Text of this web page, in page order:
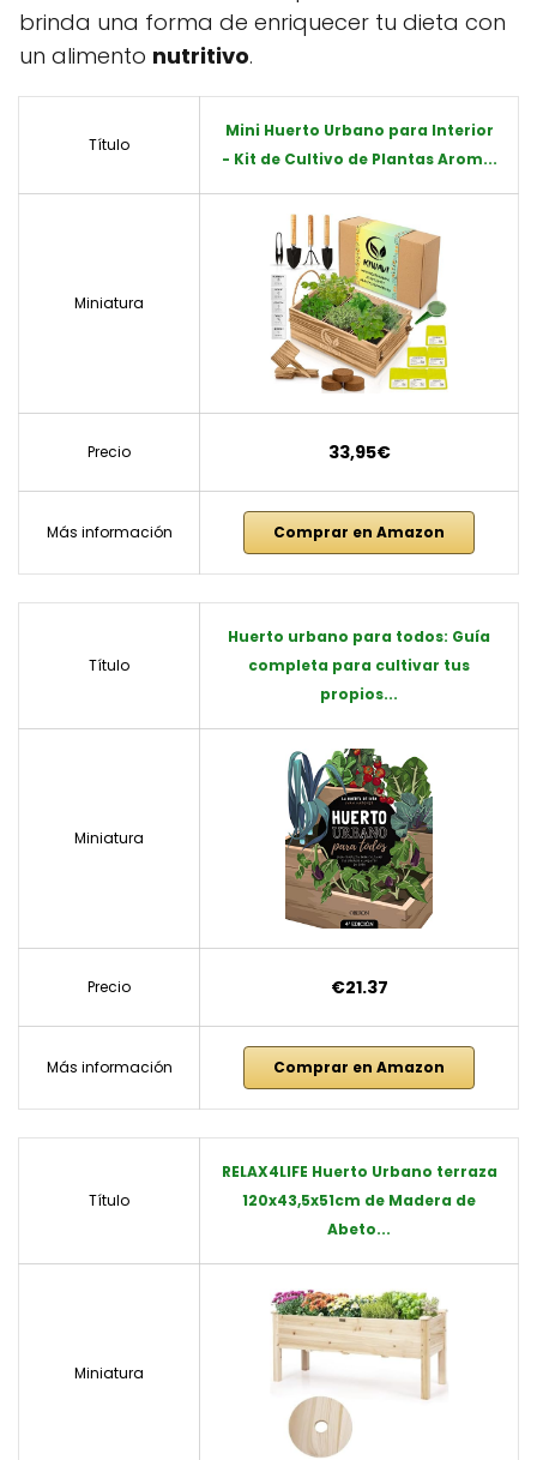
brinda una forma de enriquecer tu dieta con
un alimento nutritivo.
Título
Mini Huerto Urbano para Interior
- Kit de Cultivo de Plantas Arom...
Miniatura
Precio 33,95€
Más información Comprar en Amazon
Título
Huerto urbano para todos: Guía
completa para cultivar tus
propios...
Miniatura
Precio €21.37
Más información Comprar en Amazon
Título
RELAX4LIFE Huerto Urbano terraza
120x43,5x51cm de Madera de
Abeto...
Miniatura